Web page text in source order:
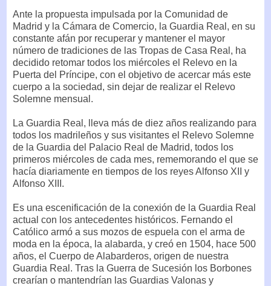
Ante la propuesta impulsada por la Comunidad de
Madrid y la Cámara de Comercio, la Guardia Real, en su
constante afán por recuperar y mantener el mayor
número de tradiciones de las Tropas de Casa Real, ha
decidido retomar todos los miércoles el Relevo en la
Puerta del Príncipe, con el objetivo de acercar más este
cuerpo a la sociedad, sin dejar de realizar el Relevo
Solemne mensual.
La Guardia Real, lleva más de diez años realizando para
todos los madrileños y sus visitantes el Relevo Solemne
de la Guardia del Palacio Real de Madrid, todos los
primeros miércoles de cada mes, rememorando el que se
hacía diariamente en tiempos de los reyes Alfonso XII y
Alfonso XIII.
Es una escenificación de la conexión de la Guardia Real
actual con los antecedentes históricos. Fernando el
Católico armó a sus mozos de espuela con el arma de
moda en la época, la alabarda, y creó en 1504, hace 500
años, el Cuerpo de Alabarderos, origen de nuestra
Guardia Real. Tras la Guerra de Sucesión los Borbones
crearían o mantendrían las Guardias Valonas y